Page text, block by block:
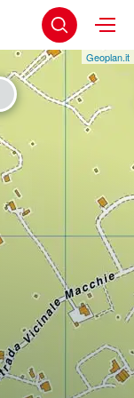
Geoplan.it